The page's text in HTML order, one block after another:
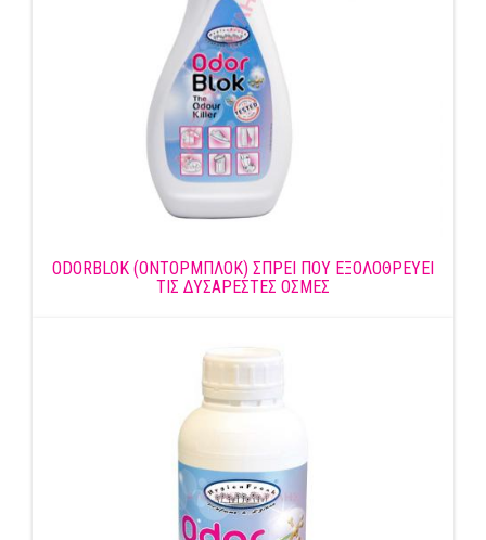
ODORBLOK (ΟΝΤΟΡΜΠΛΟΚ) ΣΠΡΕΙ ΠΟΥ ΕΞΟΛΟΘΡΕΥΕΙ
ΤΙΣ ΔΥΣΑΡΕΣΤΕΣ ΟΣΜΕΣ